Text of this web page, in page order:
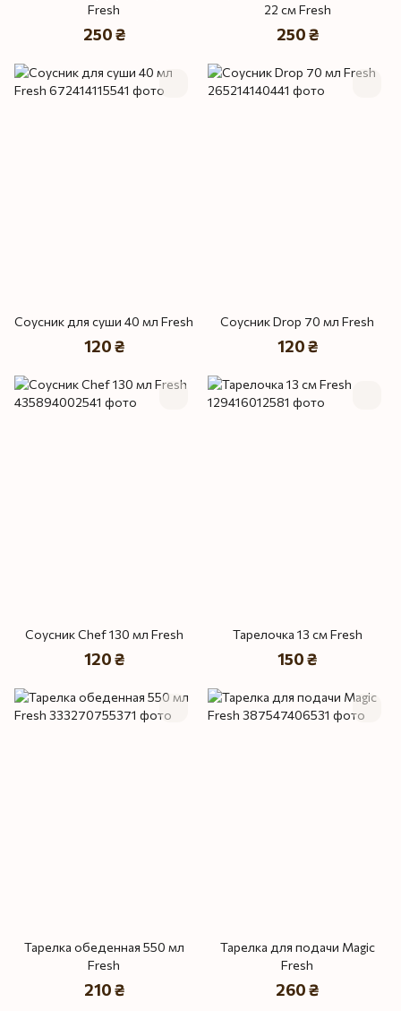
Fresh
250 ₴
22 см Fresh
250 ₴
Соусник для суши 40 мл Fresh
120 ₴
Соусник Drop 70 мл Fresh
120 ₴
Соусник Chef 130 мл Fresh
120 ₴
Тарелочка 13 см Fresh
150 ₴
Тарелка обеденная 550 мл
Fresh
210 ₴
Тарелка для подачи Magic
Fresh
260 ₴